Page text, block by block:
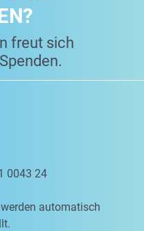
freut sich
0043 24
automatisch